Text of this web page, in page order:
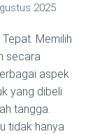
2025
Memilih
secara
aspek
yang dibeli
tangga.
tidak hanya